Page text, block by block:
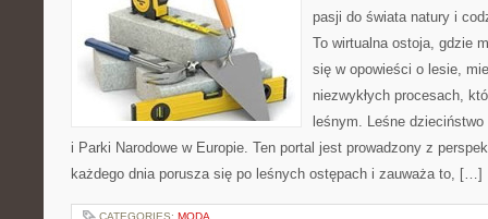
pasji do świata natury i
To wirtualna ostoja, gdzie
się w opowieści o lesie,
niezwykłych procesach,
leśnym. Leśne
i Parki Narodowe w Europie. Ten portal jest prowadzony z
każdego dnia porusza się po leśnych ostępach i zauważa to, […]
CATEGORIES: MODA